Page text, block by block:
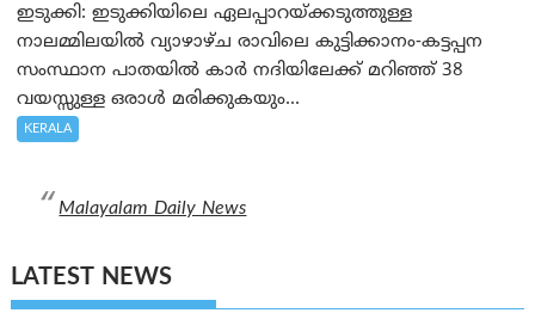
ഇടുക്കി: ഇടുക്കിയിലെ ഏലപ്പാറയ്ക്കടുത്തുള്ള
നാലമ്മിലയിൽ വ്യാഴാഴ്ച രാവിലെ കുട്ടിക്കാനം-കട്ടപ്പന
സംസ്ഥാന പാതയിൽ കാർ നദിയിലേക്ക് മറിഞ്ഞ് 38
വയസ്സുള്ള ഒരാൾ മരിക്കുകയും...
KERALA
Malayalam Daily News
LATEST NEWS